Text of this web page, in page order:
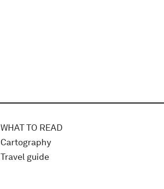
WHAT TO READ
Cartography
Travel guide